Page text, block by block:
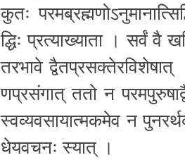
कुतः
द्धिः प्र­त्या­ख्या­ता । सर्वं वै
त­र­भा­वे द्वै­त­प्र­स­क्ते­र­वि­शे­षा­त्
णप्र­सं­गा­त् ततो न
स्व­व्य­व­सा­या­त्म­क­मे­व न
धे­य­व­च­नः स्यात् ।